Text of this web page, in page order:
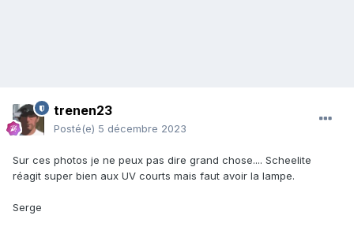
trenen23
Posté(e) 5 décembre 2023
Sur ces photos je ne peux pas dire grand chose.... Scheelite
réagit super bien aux UV courts mais faut avoir la lampe.
Serge